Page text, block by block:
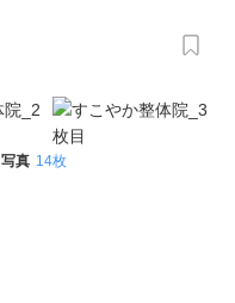
写真 14枚